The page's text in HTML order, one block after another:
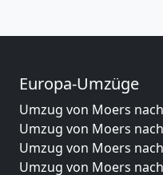
Europa-Umzüge
Umzug von Moers
Umzug von Moers
Umzug von Moers
Umzug von Moers